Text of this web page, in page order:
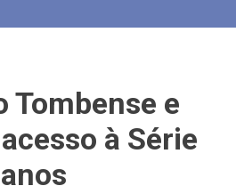
Tombense e
à Série